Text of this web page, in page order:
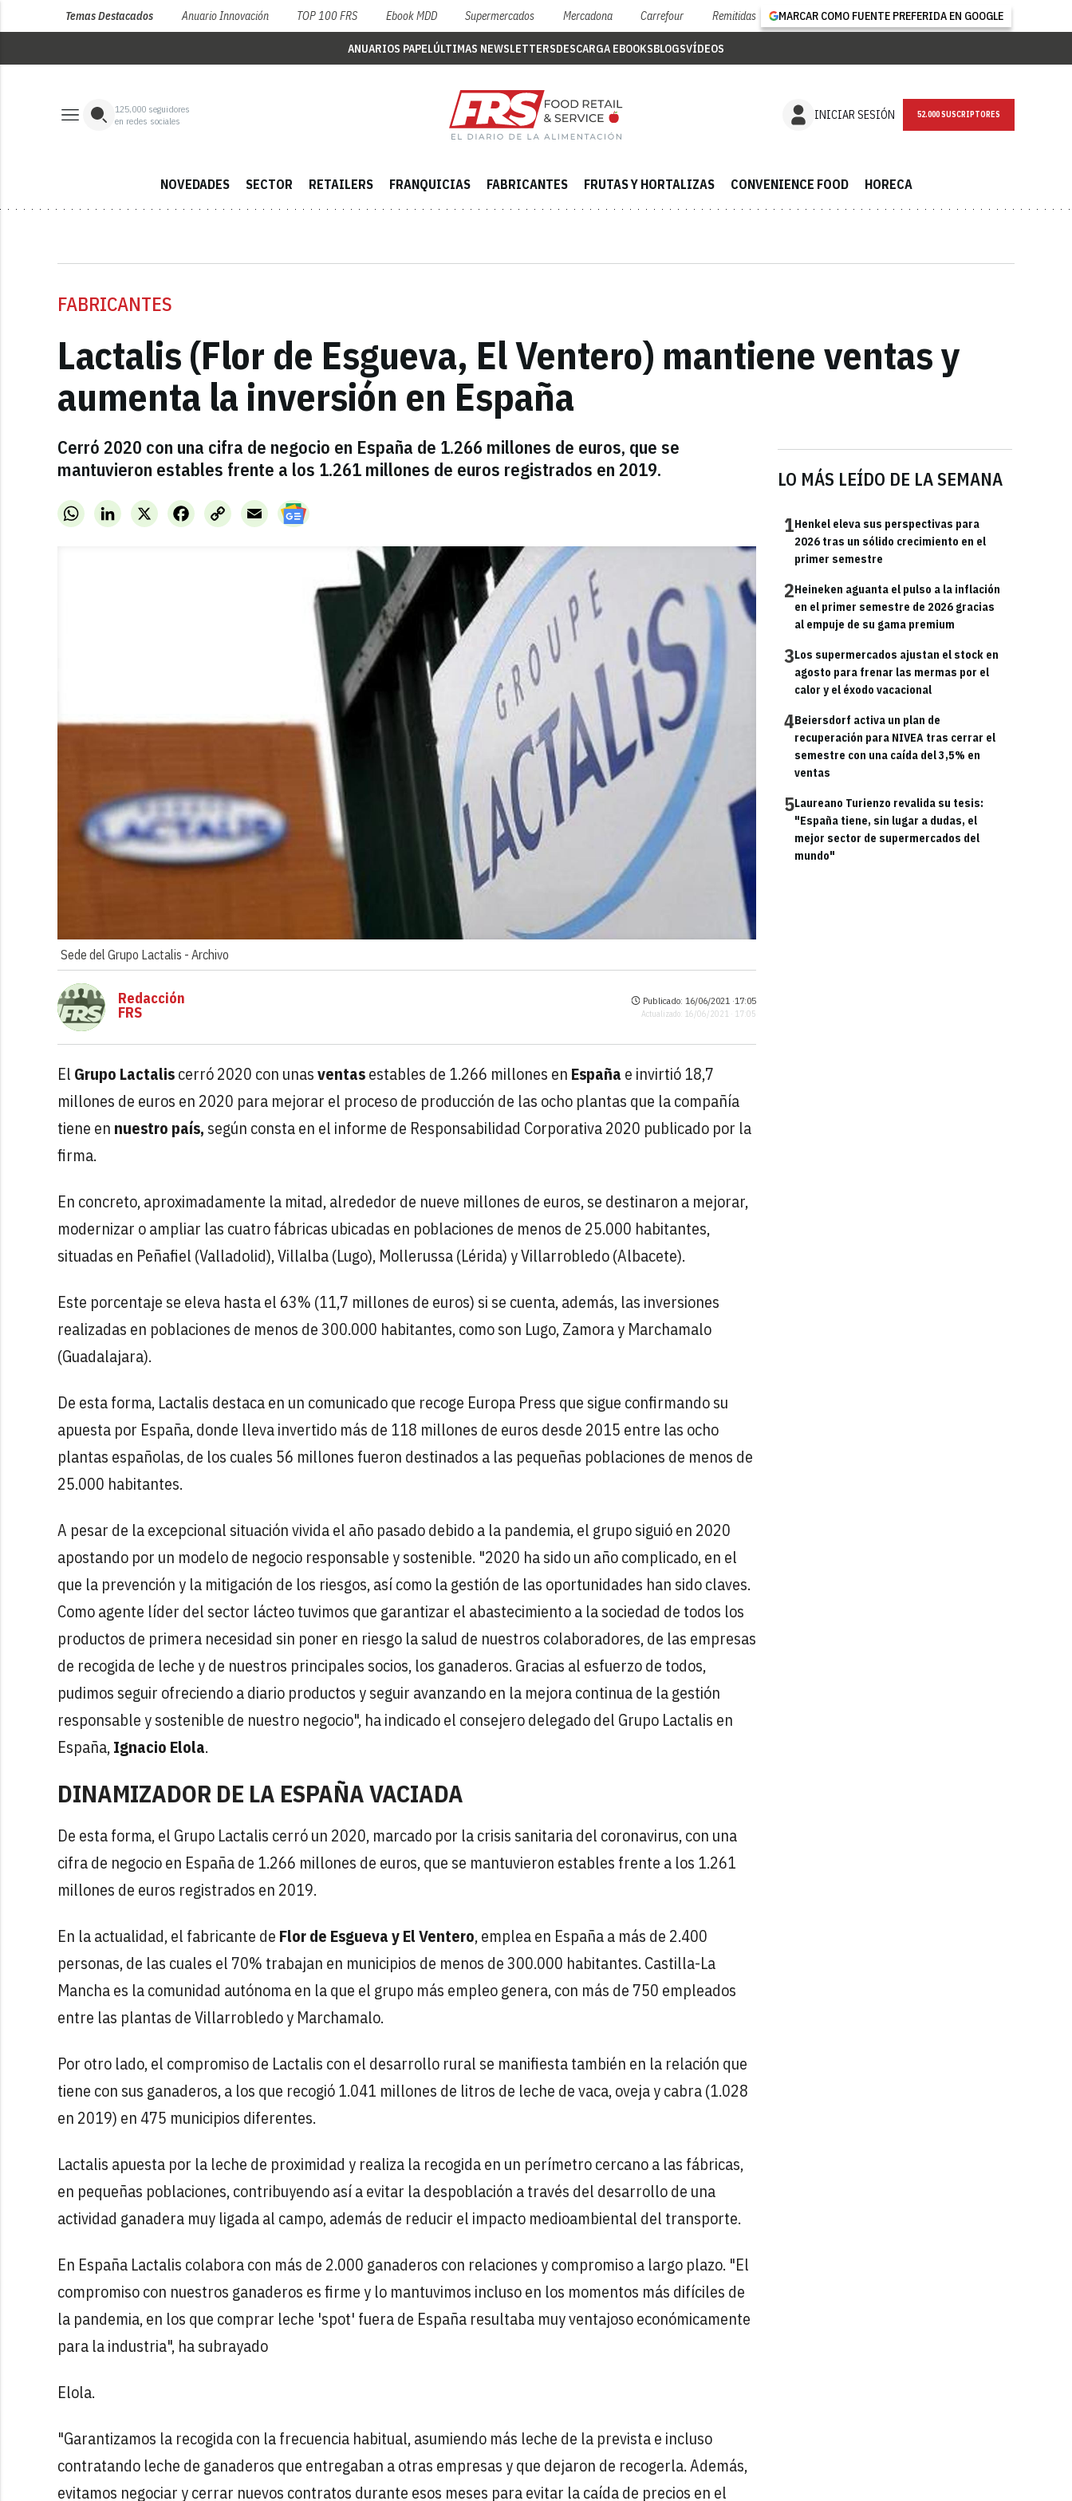
Temas Destacados Anuario Innovación TOP 100 FRS Ebook MDD Supermercados Mercadona Carrefour Remitidas MARCAR COMO FUENTE PREFERIDA EN GOOGLE
ANUARIOS PAPELÚLTIMAS NEWSLETTERSDESCARGA EBOOKSBLOGSVÍDEOS
125,000 seguidores
en redes sociales
INICIAR SESIÓN NEWSLETTER
NOVEDADES SECTOR RETAILERS FRANQUICIAS FABRICANTES FRUTAS Y HORTALIZAS CONVENIENCE FOOD HORECA
FABRICANTES
Lactalis (Flor de Esgueva, El Ventero) mantiene ventas y
aumenta la inversión en España
Cerró 2020 con una cifra de negocio en España de 1.266 millones de euros, que se
mantuvieron estables frente a los 1.261 millones de euros registrados en 2019.
WhatsAppLinkedInX FacebookCopy
Link
Email
Sede del Grupo Lactalis - Archivo
LO MÁS LEÍDO DE LA SEMANA
1Henkel eleva sus perspectivas para
2026 tras un sólido crecimiento en el
primer semestre
2Heineken aguanta el pulso a la inflación
en el primer semestre de 2026 gracias
al empuje de su gama premium
3Los supermercados ajustan el stock en
agosto para frenar las mermas por el
calor y el éxodo vacacional
4Beiersdorf activa un plan de
recuperación para NIVEA tras cerrar el
semestre con una caída del 3,5% en
ventas
5Laureano Turienzo revalida su tesis:
"España tiene, sin lugar a dudas, el
mejor sector de supermercados del
mundo"
Redacción
FRS
Publicado: 16/06/2021 ·17:05
Actualizado: 16/06/2021 · 17:05
El Grupo Lactaliscerró 2020 con unasventasestables de 1.266 millones en España e invirtió 18,7
millones de euros en 2020 para mejorar el proceso de producción de las ocho plantas que la compañía
tiene en nuestro país, según consta en el informe de Responsabilidad Corporativa 2020 publicado por la
firma.
En concreto, aproximadamente la mitad, alrededor de nueve millones de euros, se destinaron a mejorar,
modernizar o ampliar las cuatro fábricas ubicadas en poblaciones de menos de 25.000 habitantes,
situadas en Peñafiel (Valladolid), Villalba (Lugo), Mollerussa (Lérida) y Villarrobledo (Albacete).
Este porcentaje se eleva hasta el 63% (11,7 millones de euros) si se cuenta, además, las inversiones
realizadas en poblaciones de menos de 300.000 habitantes, como son Lugo, Zamora y Marchamalo
(Guadalajara).
De esta forma, Lactalis destaca en un comunicado que recoge Europa Press que sigue confirmando su
apuesta por España, donde lleva invertido más de 118 millones de euros desde 2015 entre las ocho
plantas españolas, de los cuales 56 millones fueron destinados a las pequeñas poblaciones de menos de
25.000 habitantes.
A pesar de la excepcional situación vivida el año pasado debido a la pandemia, el grupo siguió en 2020
apostando por un modelo de negocio responsable y sostenible. "2020 ha sido un año complicado, en el
que la prevención y la mitigación de los riesgos, así como la gestión de las oportunidades han sido claves.
Como agente líder del sector lácteo tuvimos que garantizar el abastecimiento a la sociedad de todos los
productos de primera necesidad sin poner en riesgo la salud de nuestros colaboradores, de las empresas
de recogida de leche y de nuestros principales socios, los ganaderos. Gracias al esfuerzo de todos,
pudimos seguir ofreciendo a diario productos y seguir avanzando en la mejora continua de la gestión
responsable y sostenible de nuestro negocio", ha indicado el consejero delegado del Grupo Lactalis en
España,Ignacio Elola.
DINAMIZADOR DE LA ESPAÑA VACIADA
De esta forma, el Grupo Lactalis cerró un 2020, marcado por la crisis sanitaria del coronavirus, con una
cifra de negocio en España de 1.266 millones de euros, que se mantuvieron estables frente a los 1.261
millones de euros registrados en 2019.
En la actualidad, el fabricante de Flor de Esgueva y El Ventero, emplea en España a más de 2.400
personas, de las cuales el 70% trabajan en municipios de menos de 300.000 habitantes. Castilla-La
Mancha es la comunidad autónoma en la que el grupo más empleo genera, con más de 750 empleados
entre las plantas de Villarrobledo y Marchamalo.
Por otro lado, el compromiso de Lactalis con el desarrollo rural se manifiesta también en la relación que
tiene con sus ganaderos, a los que recogió 1.041 millones de litros de leche de vaca, oveja y cabra (1.028
en 2019) en 475 municipios diferentes.
Lactalis apuesta por la leche de proximidad y realiza la recogida en un perímetro cercano a las fábricas,
en pequeñas poblaciones, contribuyendo así a evitar la despoblación a través del desarrollo de una
actividad ganadera muy ligada al campo, además de reducir el impacto medioambiental del transporte.
En España Lactalis colabora con más de 2.000 ganaderos con relaciones y compromiso a largo plazo. "El
compromiso con nuestros ganaderos es firme y lo mantuvimos incluso en los momentos más difíciles de
la pandemia, en los que comprar leche 'spot' fuera de España resultaba muy ventajoso económicamente
para la industria", ha subrayado
Elola.
"Garantizamos la recogida con la frecuencia habitual, asumiendo más leche de la prevista e incluso
contratando leche de ganaderos que entregaban a otras empresas y que dejaron de recogerla. Además,
evitamos negociar y cerrar nuevos contratos durante esos meses para evitar la caída de precios en el